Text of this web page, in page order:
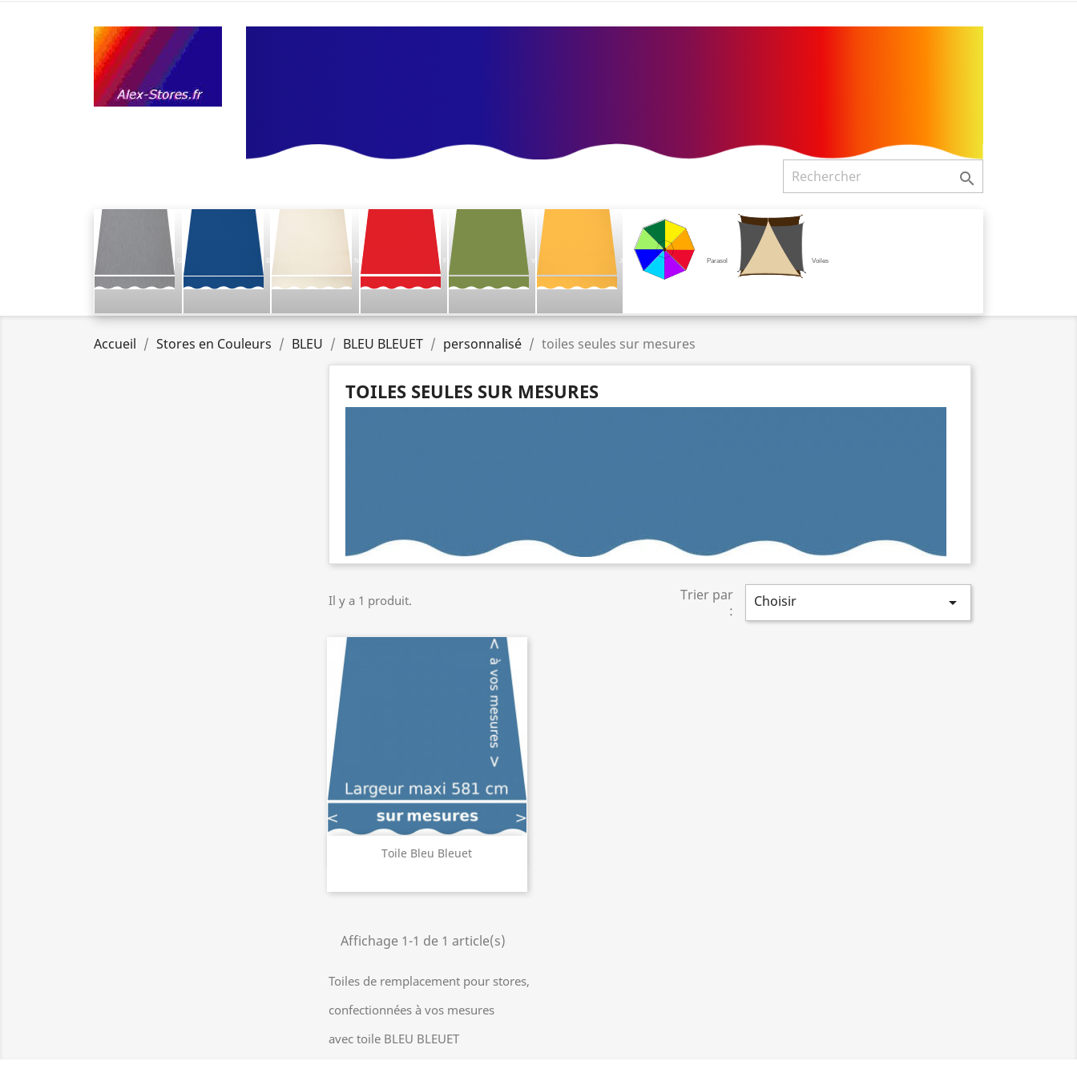

G B N V J Parasol Voiles
Accueil Stores en Couleurs BLEU BLEU BLEUET personnalisé toiles seules sur mesures
TOILES SEULES SUR MESURES
Il y a 1 produit.
Trier par
:
Choisir 
Toile Bleu Bleuet
Aperçu rapide
Affichage 1-1 de 1 article(s)
Toiles de remplacement pour stores,
confectionnées à vos mesures
avec toile BLEU BLEUET